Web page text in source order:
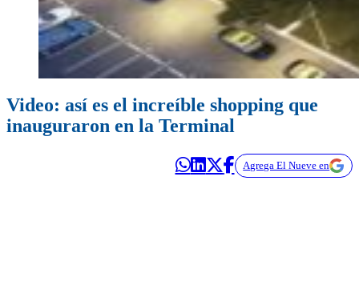
Video: así es el increíble shopping que
inauguraron en la Terminal
Agrega El Nueve en